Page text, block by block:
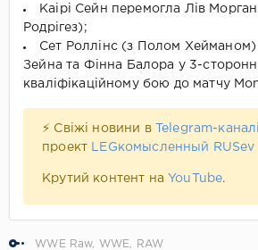
Каірі Сейн перемогла Лів
Родрігез);
Сет Роллінс (з Полом Хейманом)
Зейна та Фінна Балора у 3-
кваліфікаційному бою до матчу
⚡ Свіжі новини в Telegram-каналі
проект
LEGкомысленный RUSev
Крутий контент на YouTube.
WWE Raw, WWE RAW